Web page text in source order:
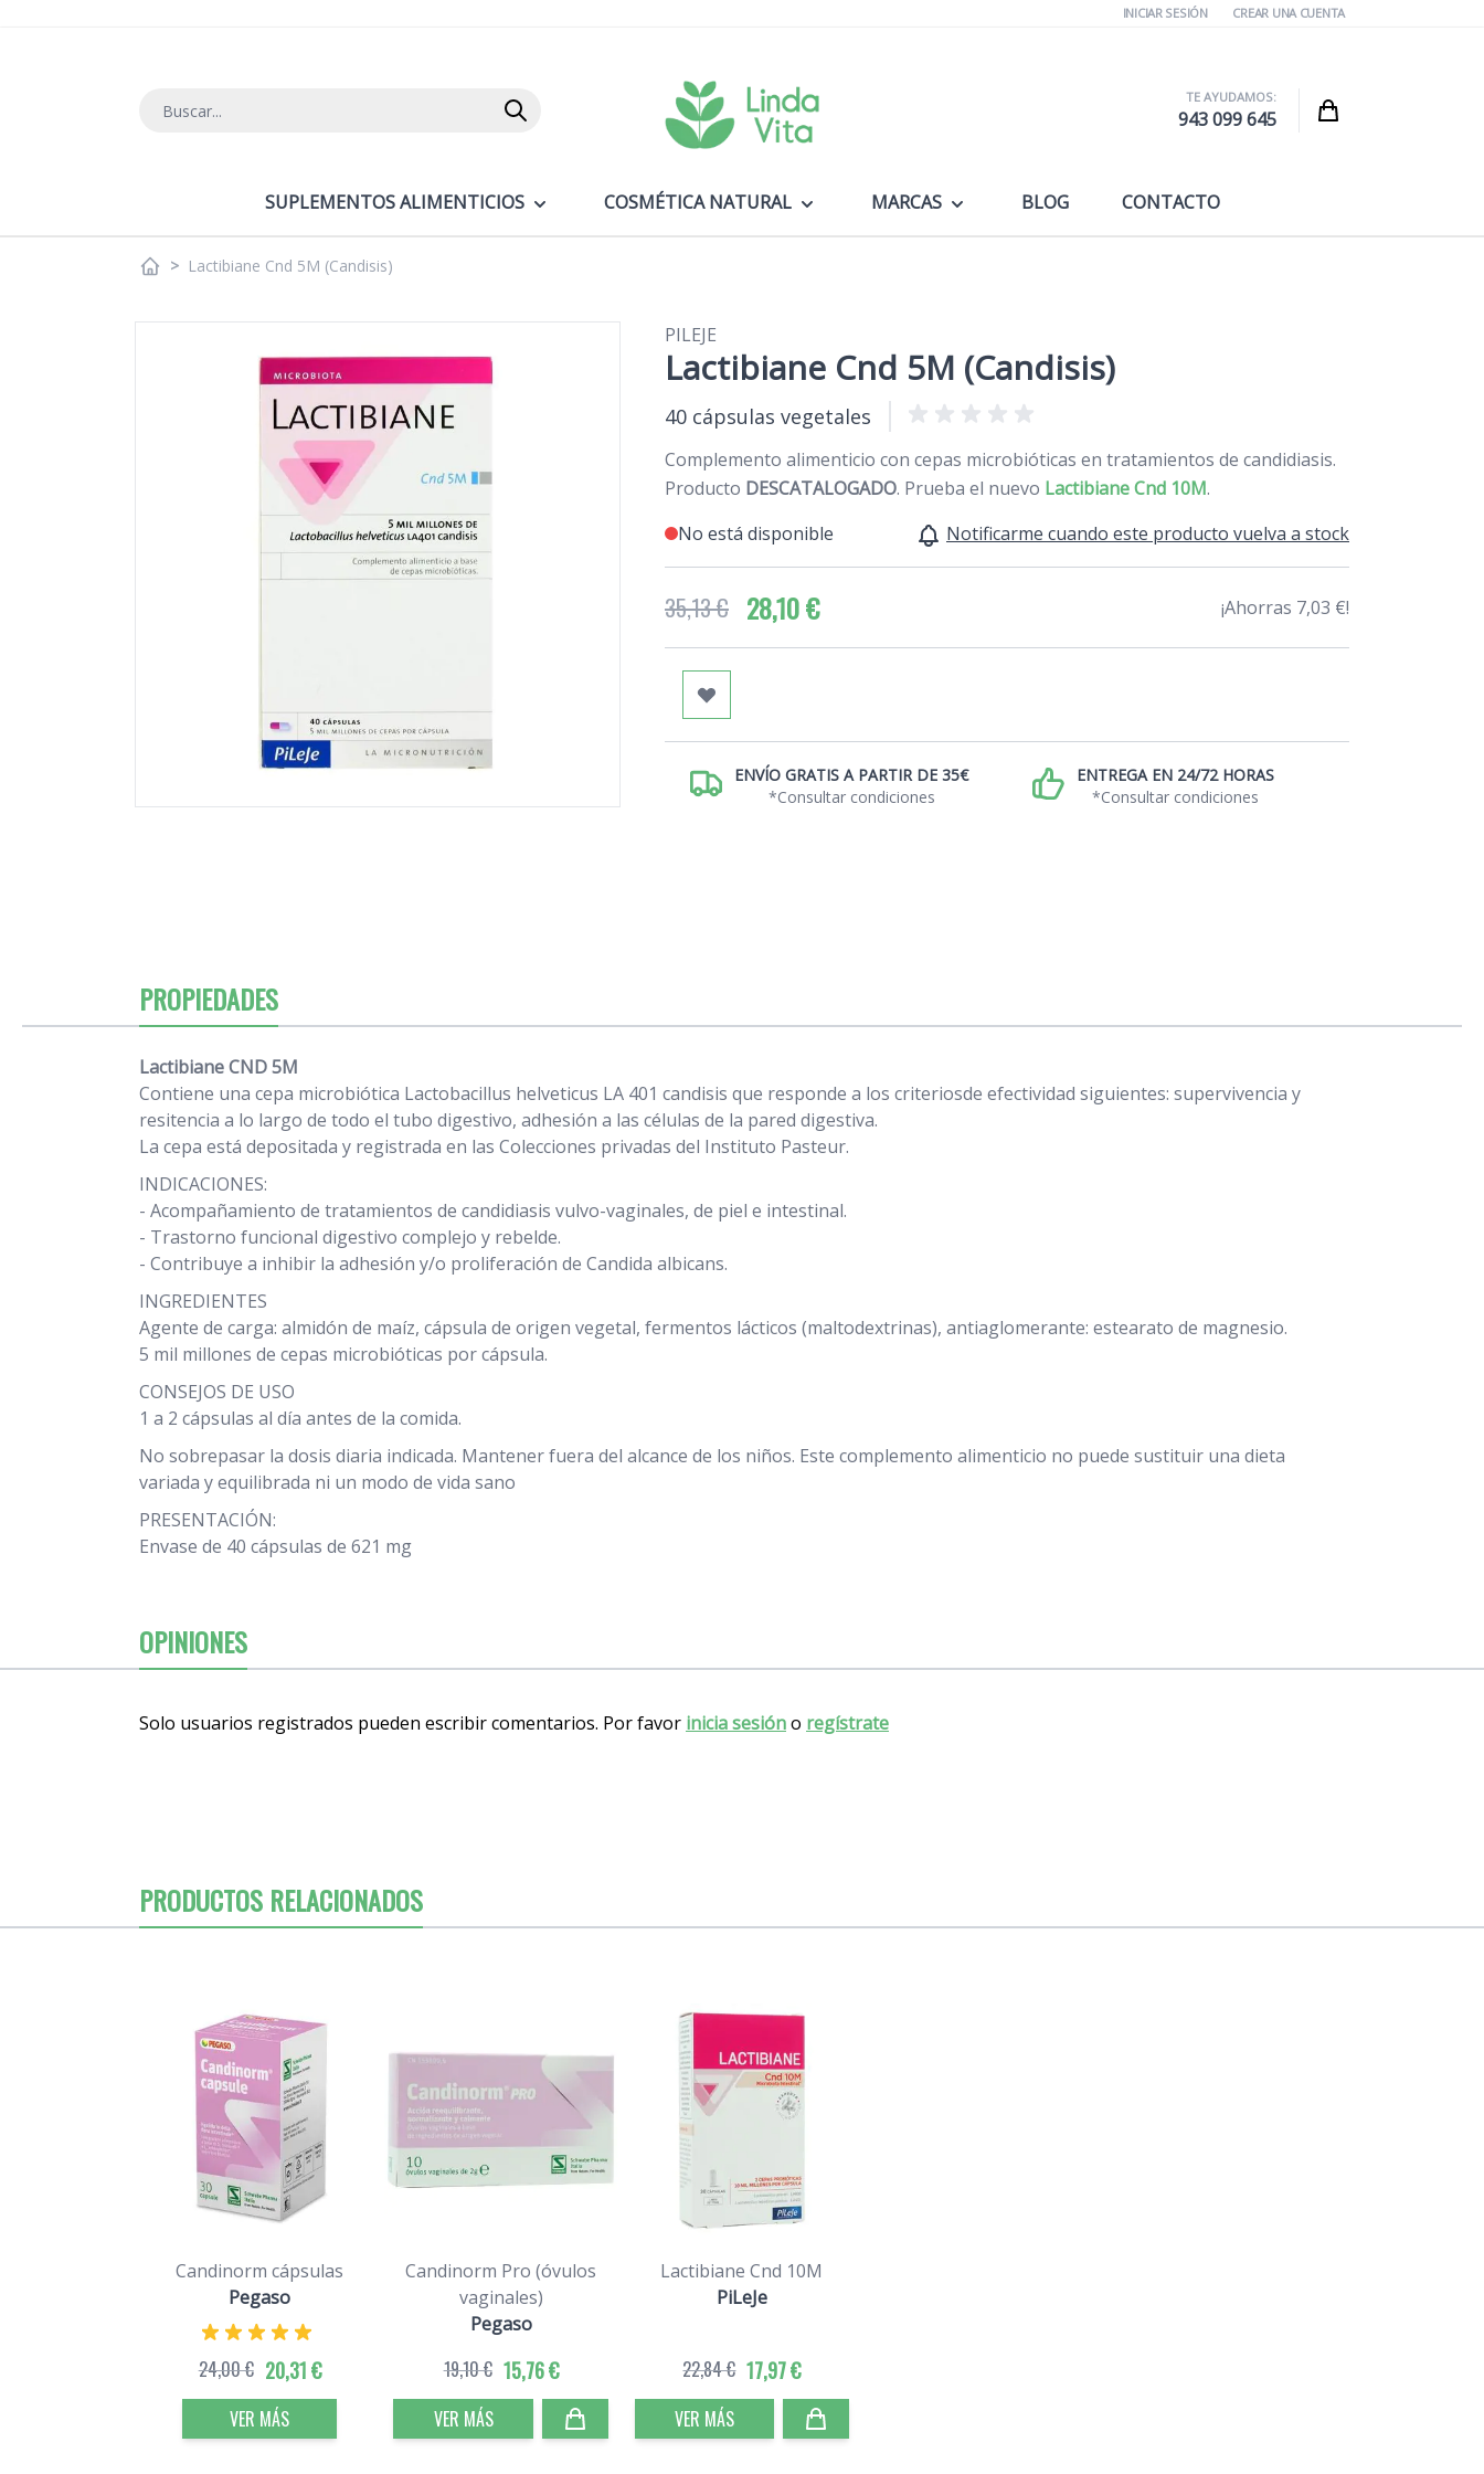
INICIAR SESIÓN CREAR UNA CUENTA
Buscar
TE AYUDAMOS:
943 099 645 Cart
SUPLEMENTOS ALIMENTICIOS COSMÉTICA NATURAL MARCAS BLOG CONTACTO
> Lactibiane Cnd 5M (Candisis)
PILEJE
Lactibiane Cnd 5M (Candisis)
40 cápsulas vegetales
Complemento alimenticio con cepas microbióticas en tratamientos de candidiasis.
Producto DESCATALOGADO. Prueba el nuevo Lactibiane Cnd 10M.
No está disponible
Notificarme cuando este producto vuelva a stock
35,13 € 28,10 € ¡Ahorras 7,03 €!
ENVÍO GRATIS A PARTIR DE 35€
*Consultar condiciones
ENTREGA EN 24/72 HORAS
*Consultar condiciones
PROPIEDADES
Lactibiane CND 5M
Contiene una cepa microbiótica Lactobacillus helveticus LA 401 candisis que responde a los criteriosde efectividad siguientes: supervivencia y
resitencia a lo largo de todo el tubo digestivo, adhesión a las células de la pared digestiva.
La cepa está depositada y registrada en las Colecciones privadas del Instituto Pasteur.
INDICACIONES:
- Acompañamiento de tratamientos de candidiasis vulvo-vaginales, de piel e intestinal.
- Trastorno funcional digestivo complejo y rebelde.
- Contribuye a inhibir la adhesión y/o proliferación de Candida albicans.
INGREDIENTES
Agente de carga: almidón de maíz, cápsula de origen vegetal, fermentos lácticos (maltodextrinas), antiaglomerante: estearato de magnesio.
5 mil millones de cepas microbióticas por cápsula.
CONSEJOS DE USO
1 a 2 cápsulas al día antes de la comida.
No sobrepasar la dosis diaria indicada. Mantener fuera del alcance de los niños. Este complemento alimenticio no puede sustituir una dieta
variada y equilibrada ni un modo de vida sano
PRESENTACIÓN:
Envase de 40 cápsulas de 621 mg
OPINIONES
Solo usuarios registrados pueden escribir comentarios. Por favor inicia sesióno regístrate
PRODUCTOS RELACIONADOS
Candinorm cápsulas
Pegaso
20,31 €
24,00 €
VER MÁS
Candinorm Pro (óvulos
vaginales)
Pegaso
15,76 €
19,10 €
VER MÁS
Lactibiane Cnd 10M
PiLeJe
17,97 €
22,84 €
VER MÁS